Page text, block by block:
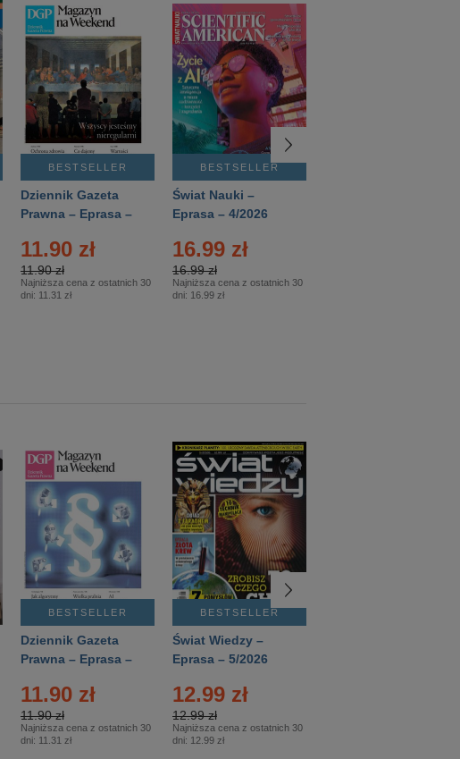
BESTSELLER
Dziennik Gazeta
Prawna – Eprasa –
11.90 zł
11.90 zł
Najniższa cena z ostatnich 30
dni: 11.31 zł
BESTSELLER
Świat Nauki –
Eprasa – 4/2026
16.99 zł
16.99 zł
Najniższa cena z ostatnich 30
dni: 16.99 zł
BESTSELLER
Dziennik Gazeta
Prawna – Eprasa –
11.90 zł
11.90 zł
Najniższa cena z ostatnich 30
dni: 11.31 zł
BESTSELLER
Świat Wiedzy –
Eprasa – 5/2026
12.99 zł
12.99 zł
Najniższa cena z ostatnich 30
dni: 12.99 zł